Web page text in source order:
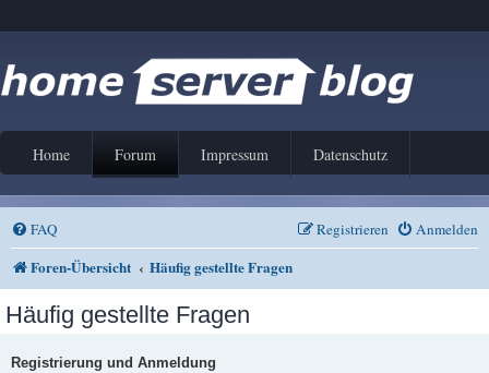
Home Forum Impressum Datenschutz
FAQ Anmelden
Registrieren
Foren-Übersicht Häufig gestellte Fragen
Häufig gestellte Fragen
Registrierung und Anmeldung